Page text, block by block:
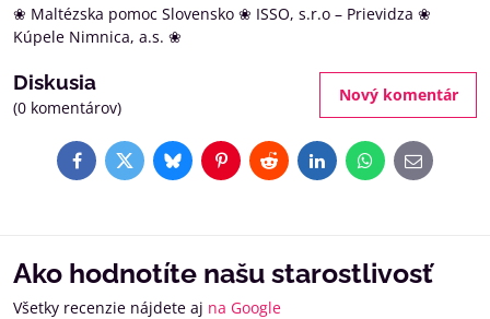
❀ Maltézska pomoc Slovensko ❀ ISSO, s.r.o – Prievidza ❀
Kúpele Nimnica, a.s. ❀
Diskusia
(0 komentárov)
Nový komentár
FacebookTwitterBlueskyPinterestRedditLinkedInWhatsApp
E-
mail
Ako hodnotíte našu starostlivosť
Všetky recenzie nájdete aj na Google